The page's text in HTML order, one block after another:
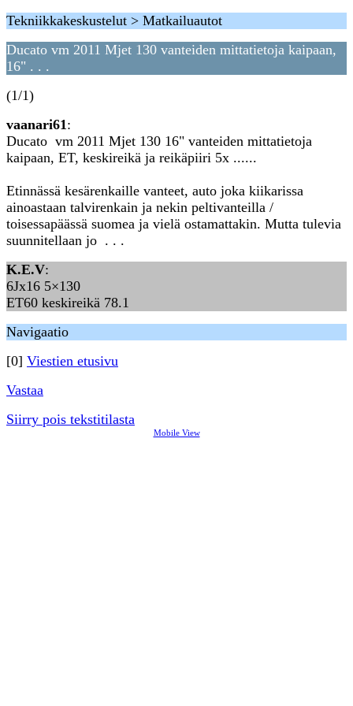
Tekniikkakeskustelut > Matkailuautot
Ducato vm 2011 Mjet 130 vanteiden mittatietoja kaipaan,
16" . . .
(1/1)
vaanari61:
Ducato vm 2011 Mjet 130 16" vanteiden mittatietoja
kaipaan, ET, keskireikä ja reikäpiiri 5x ......
Etinnässä kesärenkaille vanteet, auto joka kiikarissa
ainoastaan talvirenkain ja nekin peltivanteilla /
toisessapäässä suomea ja vielä ostamattakin. Mutta tulevia
suunnitellaan jo . . .
K.E.V:
6Jx16 5×130
ET60 keskireikä 78.1
Navigaatio
[0] Viestien etusivu
Vastaa
Siirry pois tekstitilasta
Mobile View